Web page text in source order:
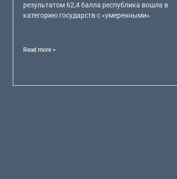
результатом 62,4 балла республика вошла в
категорию государств с «умеренными»
Read more >